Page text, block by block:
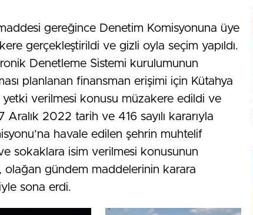
gereğince Denetim Komisyonuna üye
gerçekleştirildi ve gizli oyla seçim yapıldı.
Denetleme Sistemi kurulumunun
planlanan finansman erişimi için Kütahya
yetki verilmesi konusu müzakere edildi ve
Aralık 2022 tarih ve 416 sayılı kararıyla
havale edilen şehrin muhtelif
sokaklara isim verilmesi konusunun
olağan gündem maddelerinin karara
sona erdi.